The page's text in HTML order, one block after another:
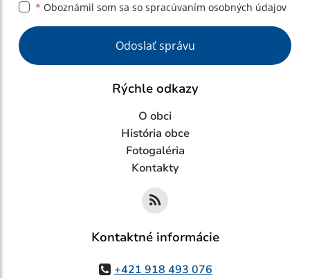
* Oboznámil som sa so spracúvaním osobných údajov
Google reCaptcha Response
Odoslať správu
Rýchle odkazy
O obci
História obce
Fotogaléria
Kontakty
Kontaktné informácie
+421 918 493 076